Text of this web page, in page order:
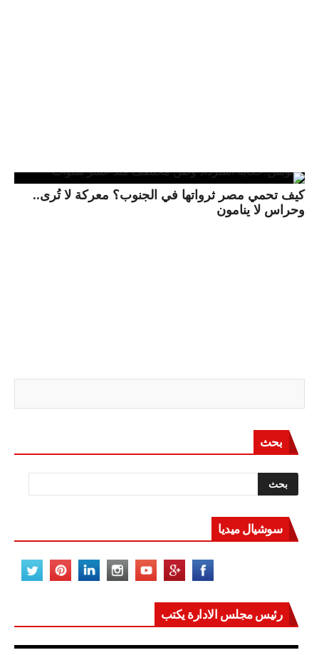
كيف تحمي مصر ثرواتها في الجنوب؟ معركة لا تُرى..
وحراس لا ينامون
بحث
سوشيال ميديا
رئيس مجلس الادارة يكتب
مصر تعيد للعالم اتزانه